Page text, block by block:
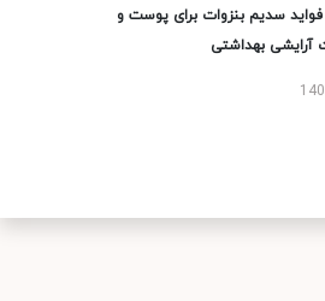
سدیم بنزوات برای پوست و
بهداشتی